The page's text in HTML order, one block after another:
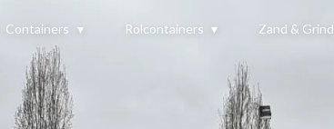
Containers Rolcontainers Zand & Grind